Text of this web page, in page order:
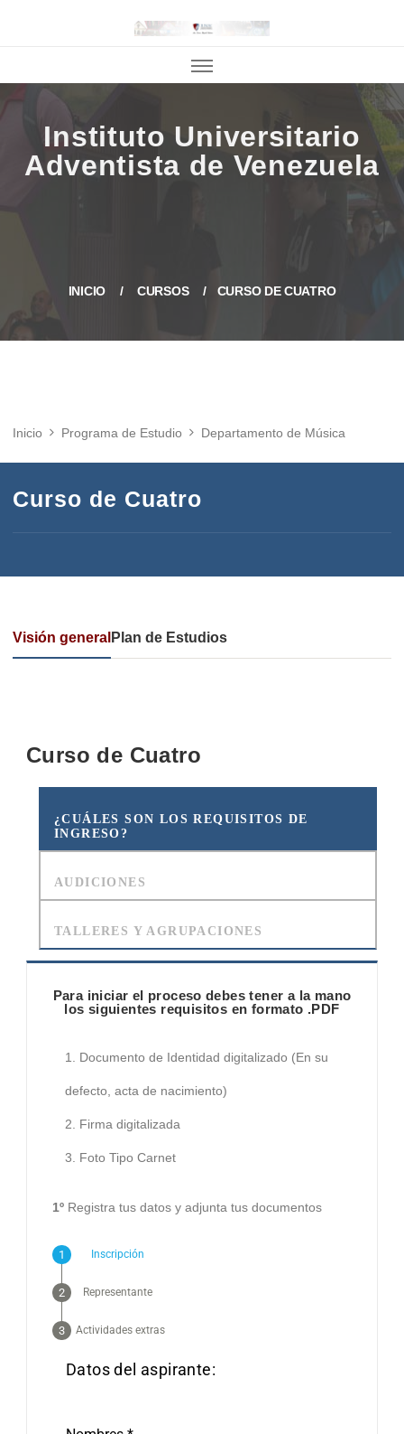
INICIO CURSOS CURSO DE CUATRO
Inicio Programa de Estudio Departamento de Música
Curso de Cuatro
Visión general Plan de Estudios
Curso de Cuatro
¿CUÁLES SON LOS REQUISITOS DE
INGRESO?
AUDICIONES
TALLERES Y AGRUPACIONES
Para iniciar el proceso debes tener a la mano
los siguientes requisitos en formato .PDF
Documento de Identidad digitalizado (En su
defecto, acta de nacimiento)
Firma digitalizada
Foto Tipo Carnet
1º Registra tus datos y adjunta tus documentos
Inscripción
Representante
Actividades extras
Datos del aspirante: